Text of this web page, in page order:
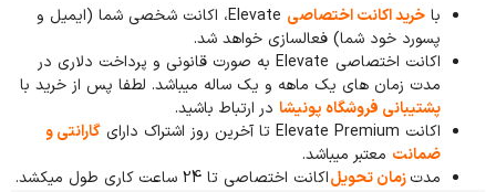
با خرید اکانت اختصاصی
Elevate، اکانت شخصی شما (ایمیل و
پسورد خود شما) فعالسازی خواهد شد.
اکانت اختصاصی
Elevate به صورت قانونی و پرداخت دلاری در
مدت زمان های یک ماهه و یک ساله میباشد. لطفا پس از خرید با
پشتیبانی فروشگاه پونیشا در ارتباط باشید.
اکانت Elevate Premium تا آخرین روز اشتراک دارای
گارانتی و
ضمانت معتبر میباشد.
مدتزمان تحویلاکانت اختصاصی تا 24 ساعت کاری طول میکشد.